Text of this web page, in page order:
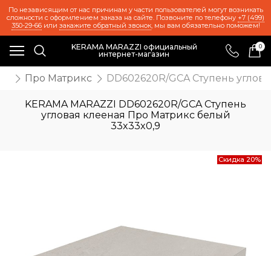
По независящим от нас причинам у части пользователей могут возникать
сложности с оформлением заказа на сайте. Позвоните по телефону +7 (499)
350-29-66или закажите обратный звонок, мы вам обязательно поможем!
KERAMA MARAZZI официальный
интернет-магазин
0
Про Матрикс DD602620R/GCA Ступень
KERAMA MARAZZI DD602620R/GCA Ступень
угловая клееная Про Матрикс белый
33x33x0,9
Скидка 20%